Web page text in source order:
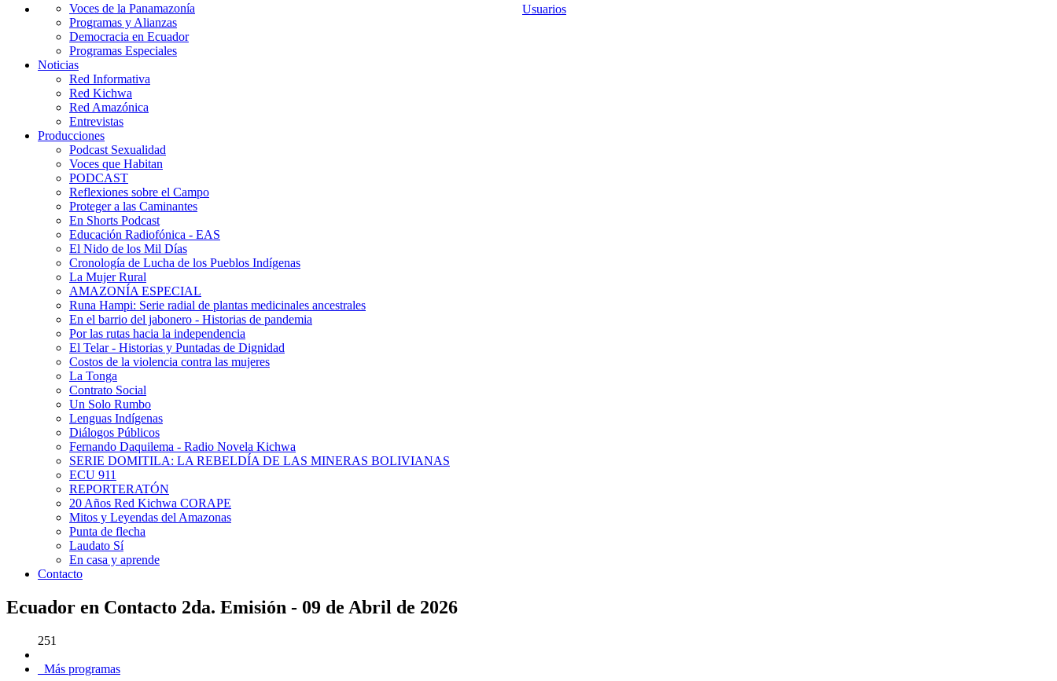
Usuarios
Voces de la Panamazonía
Programas y Alianzas
Democracia en Ecuador
Programas Especiales
Noticias
Red Informativa
Red Kichwa
Red Amazónica
Entrevistas
Producciones
Podcast Sexualidad
Voces que Habitan
PODCAST
Reflexiones sobre el Campo
Proteger a las Caminantes
En Shorts Podcast
Educación Radiofónica - EAS
El Nido de los Mil Días
Cronología de Lucha de los Pueblos Indígenas
La Mujer Rural
AMAZONÍA ESPECIAL
Runa Hampi: Serie radial de plantas medicinales ancestrales
En el barrio del jabonero - Historias de pandemia
Por las rutas hacia la independencia
El Telar - Historias y Puntadas de Dignidad
Costos de la violencia contra las mujeres
La Tonga
Contrato Social
Un Solo Rumbo
Lenguas Indígenas
Diálogos Públicos
Fernando Daquilema - Radio Novela Kichwa
SERIE DOMITILA: LA REBELDÍA DE LAS MINERAS BOLIVIANAS
ECU 911
REPORTERATÓN
20 Años Red Kichwa CORAPE
Mitos y Leyendas del Amazonas
Punta de flecha
Laudato Sí
En casa y aprende
Contacto
Ecuador en Contacto 2da. Emisión - 09 de Abril de 2026
251
Más programas